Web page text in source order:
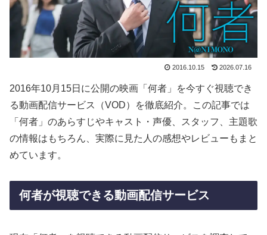
2016.10.15 2026.07.16
2016年10月15日に公開の映画「何者」を今すぐ視聴でき
る動画配信サービス（VOD）を徹底紹介。この記事では
「何者」のあらすじやキャスト・声優、スタッフ、主題歌
の情報はもちろん、実際に見た人の感想やレビューもまと
めています。
何者が視聴できる動画配信サービス